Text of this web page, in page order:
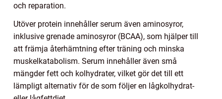
och reparation.
Utöver protein innehåller serum även aminosyror,
inklusive grenade aminosyror (BCAA), som hjälper till
att främja återhämtning efter träning och minska
muskelkatabolism. Serum innehåller även små
mängder fett och kolhydrater, vilket gör det till ett
lämpligt alternativ för de som följer en lågkolhydrat-